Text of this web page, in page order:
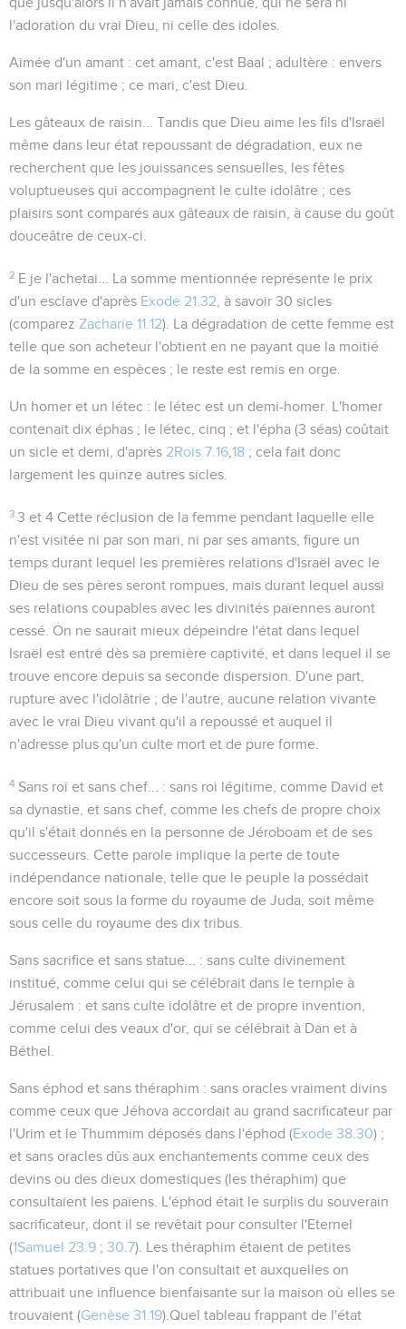
l'adoration du vrai Dieu, ni celle des idoles.
Aimée d'un amant : cet amant, c'est Baal ; adultère : envers
son mari légitime ; ce mari, c'est Dieu.
Les gâteaux de raisin...
Tandis que Dieu aime les fils d'Israël
même dans leur état repoussant de dégradation, eux ne
recherchent que les jouissances sensuelles, les fêtes
voluptueuses qui accompagnent le culte idolâtre ; ces
plaisirs sont comparés aux gâteaux de raisin, à cause du goût
douceâtre de ceux-ci.
2 E je l'achetai...
La somme mentionnée représente le prix
d'un esclave d'après Exode 21.32 , à savoir 30 sicles
(comparez Zacharie 11.12). La dégradation de cette femme est
telle que son acheteur l'obtient en ne payant que la moitié
de la somme en espèces ; le reste est remis en orge
Un homer et un létec : le létec est un demi-homer. L'homer
contenait dix éphas ; le létec, cinq ; et l'épha (3 séas) coûtait
un sicle et demi, d'après 2Rois 7.16 18 ; cela fait donc
largement les quinze autres sicles.
3 3 et 4 Cette réclusion de la femme pendant laquelle elle
n'est visitée ni par son mari, ni par ses amants, figure un
temps durant lequel les premières relations d'Israël avec le
Dieu de ses pères seront rompues, mais durant lequel aussi
ses relations coupables avec les divinités païennes auront
cessé. On ne saurait mieux dépeindre l'état dans lequel
Israël est entré dès sa première captivité, et dans lequel il se
trouve encore depuis sa seconde dispersion. D'une part,
rupture avec l'idolâtrie ; de l'autre, aucune relation vivante
avec le vrai Dieu vivant qu'il a repoussé et auquel il
n'adresse plus qu'un culte mort et de pure forme.
4 Sans roi et sans chef... : sans roi légitime, comme David et
sa dynastie, et sans chef , comme les chefs de propre choix
qu'il s'était donnés en la personne de Jéroboam et de ses
successeurs. Cette parole implique la perte de toute
indépendance nationale, telle que le peuple la possédait
encore soit sous la forme du royaume de Juda, soit même
sous celle du royaume des dix tribus.
Sans sacrifice et sans statue...
: sans culte divinement
institué, comme celui qui se célébrait dans le ternple à
Jérusalem : et sans culte idolâtre et de propre invention,
comme celui des veaux d'or, qui se célébrait à Dan et à
Béthel.
Sans éphod et sans théraphim : sans oracles vraiment divins
comme ceux que Jéhova accordait au grand sacrificateur par
l'Urim et le Thummim déposés dans l'éphod (Exode 38.30) ;
et sans oracles dûs aux enchantements comme ceux des
devins ou des dieux domestiques (les théraphim) que
consultaient les païens. L 'éphod était le surplis du souverain
sacrificateur, dont il se revêtait pour consulter l'Eternel
(1Samuel 23.9 ; 30.7). Les théraphim étaient de petites
statues portatives que l'on consultait et auxquelles on
attribuait une influence bienfaisante sur la maison où elles se
trouvaient (Genèse 31.19).Quel tableau frappant de l'état